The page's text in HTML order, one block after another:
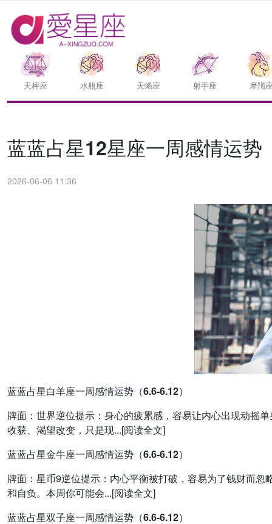
天枰座 水瓶座 天蝎座 射手座 摩羯
蓝蓝占星12星座一周感情运势
2026-06-06 11:36
蓝蓝占星白羊座一周感情运势 （6.6-6.12）
牌面：世界逆位提示：身心的疲累感，容易让内心出现动摇
收获、渴望改变，只是现...[阅读全文]
蓝蓝占星金牛座一周感情运势（6.6-6.12）
牌面：星币9逆位提示：内心平衡被打破，容易为了钱财而
和自负。本周你可能会...[阅读全文]
蓝蓝占星双子座一周感情运势（6.6-6.12）